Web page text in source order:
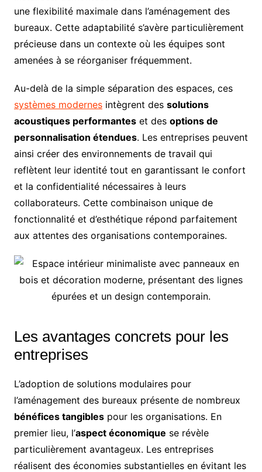
une flexibilité maximale dans l’aménagement des
bureaux. Cette adaptabilité s’avère particulièrement
précieuse dans un contexte où les équipes sont
amenées à se réorganiser fréquemment.
Au-delà de la simple séparation des espaces, ces
systèmes modernesintègrent des solutions
acoustiques performanteset des options de
personnalisation étendues. Les entreprises peuvent
ainsi créer des environnements de travail qui
reflètent leur identité tout en garantissant le confort
et la confidentialité nécessaires à leurs
collaborateurs. Cette combinaison unique de
fonctionnalité et d’esthétique répond parfaitement
aux attentes des organisations contemporaines.
Les avantages concrets pour les
entreprises
L’adoption de solutions modulaires pour
l’aménagement des bureaux présente de nombreux
bénéfices tangiblespour les organisations. En
premier lieu, l’aspect économique se révèle
particulièrement avantageux. Les entreprises
réalisent des économies substantielles en évitant les